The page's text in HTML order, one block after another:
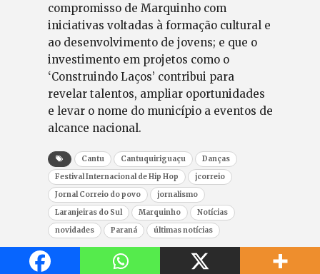
compromisso de Marquinho com
iniciativas voltadas à formação cultural e
ao desenvolvimento de jovens; e que o
investimento em projetos como o
‘Construindo Laços’ contribui para
revelar talentos, ampliar oportunidades
e levar o nome do município a eventos de
alcance nacional.
Cantu Cantuquiriguaçu
Danças
Festival Internacional de Hip Hop
jcorreio
Jornal Correio do povo
jornalismo
Laranjeiras do Sul
Marquinho
Notícias
novidades
Paraná últimas notícias